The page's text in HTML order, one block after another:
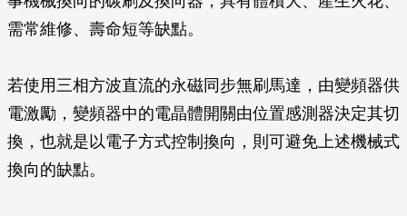
需常維修、壽命短等缺點。
若使用三相方波直流的永磁同步無刷馬達，由變頻器供
電激勵，變頻器中的電晶體開關由位置感測器決定其切
換，也就是以電子方式控制換向，則可避免上述機械式
換向的缺點。